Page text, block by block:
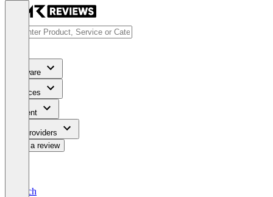
Software
Services
Content
For Providers
Write a review
Deutsch